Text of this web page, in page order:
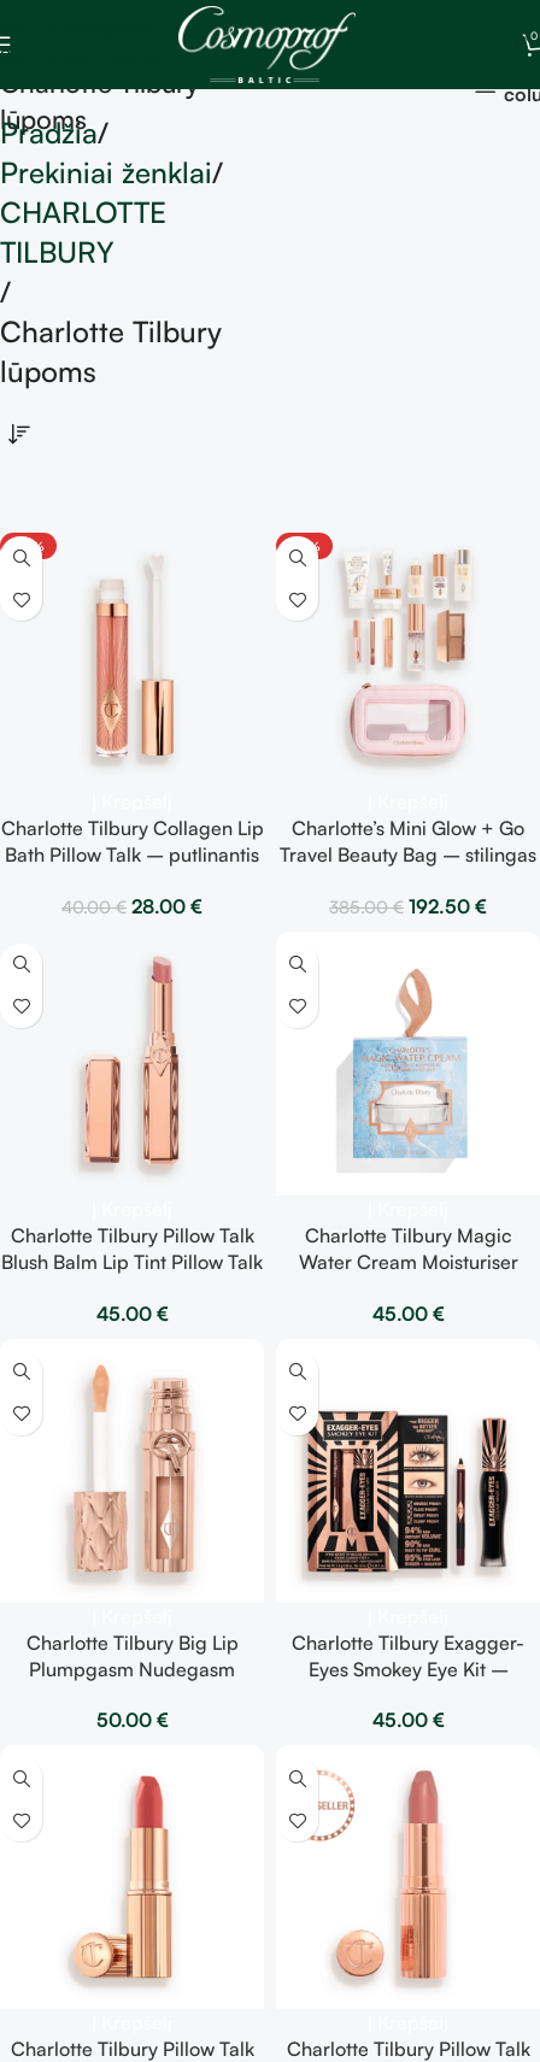
Skip to main content
0
Charlotte Tilbury
lūpoms
Pradžia
Prekiniai ženklai
CHARLOTTE
TILBURY
Charlotte Tilbury
lūpoms
-30%
Charlotte Tilbury Collagen Lip
Bath Pillow Talk – putlinantis
40.00€ 28.00 €
-50%
Charlotte’s Mini Glow + Go
Travel Beauty Bag – stilingas
produktais
385.00€ 192.50 €
Charlotte Tilbury Pillow Talk
Blush Balm Lip Tint Pillow Talk
balzamas
45.00 €
Charlotte Tilbury Magic
Water Cream Moisturiser
kremas 15 ml
45.00 €
Charlotte Tilbury Big Lip
Plumpgasm Nudegasm
50.00 €
Charlotte Tilbury Exagger-
Eyes Smokey Eye Kit –
45.00 €
Charlotte Tilbury Pillow Talk
Charlotte Tilbury Pillow Talk